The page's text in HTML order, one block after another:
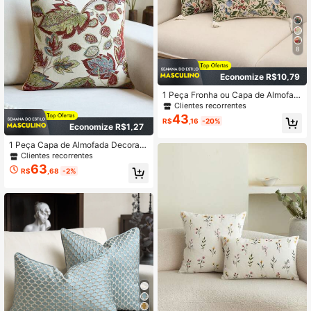
Economize R$1,27
1 Peça Capa de Almofada Decorati
va Jacquard (Sem Enchimento), Fro
nha de Almofada Jacquard Floral M
oderna, Adequada para Decoração
o Ano, Primavera/Verão/Outono/Inv
Clientes recorrentes
R$63 ,68 -2%
8
Economize R$10,79
1 Peça Fronha ou Capa de Almofad
a Lombar com Jacquard de Jardim
de Verão, Adequado para Quarto, S
ala de Estar, Sofá
Clientes recorrentes
R$43 ,16 -20%